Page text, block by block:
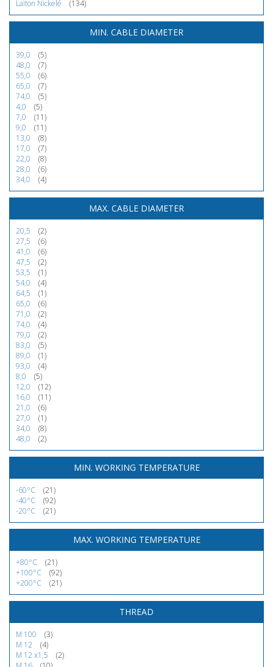
Laiton Nickelé (134)
MIN. CABLE DIAMETER
39,0
(5)
48,0
(7)
55,0
(6)
65,0
(7)
74,0
(5)
4,0
(5)
7,0
(11)
9,0
(11)
13,0
(8)
17,0
(7)
22,0
(8)
28,0
(6)
34,0
(4)
MAX. CABLE DIAMETER
20,5
(2)
27,5
(6)
41,0
(6)
47,5
(2)
53,5
(1)
54,0
(4)
64,5
(1)
65,0
(6)
71,0
(2)
74,0
(4)
79,0
(2)
83,0
(5)
89,0
(1)
93,0
(4)
8,0
(5)
12,0
(12)
16,0
(11)
21,0
(6)
27,0
(1)
34,0
(8)
48,0
(2)
MIN. WORKING TEMPERATURE
-60°C
(21)
-40°C
(92)
-20°C
(21)
MAX. WORKING TEMPERATURE
+80°C
(21)
+100°C
(92)
+200°C
(21)
THREAD
M 100
(3)
M 12
(4)
M 12 x1,5
(2)